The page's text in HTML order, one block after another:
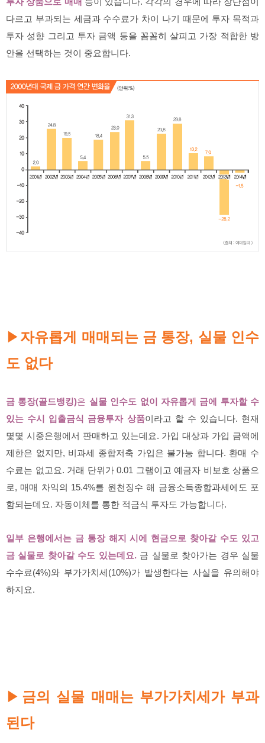
다르고 부과되는 세금과 수수료가 차이 나기 때문에 투자 목적과
투자 성향 그리고 투자 금액 등을 꼼꼼히 살피고 가장 적합한 방
안을 선택하는 것이 중요합니다.
▶자유롭게 매매되는 금 통장, 실물 인수
도 없다
금 통장(골드뱅킹)은 실물 인수도 없이 자유롭게 금에 투자할 수
있는 수시 입출금식 금융투자 상품이라고 할 수 있습니다. 현재
몇몇 시중은행에서 판매하고 있는데요. 가입 대상과 가입 금액에
제한은 없지만, 비과세 종합저축 가입은 불가능 합니다. 환매 수
수료는 없고요. 거래 단위가 0.01 그램이고 예금자 비보호 상품으
로, 매매 차익의 15.4%를 원천징수 해 금융소득종합과세에도 포
함되는데요. 자동이체를 통한 적금식 투자도 가능합니다.
일부 은행에서는 금 통장 해지 시에 현금으로 찾아갈 수도 있고
금 실물로 찾아갈 수도 있는데요. 금 실물로 찾아가는 경우 실물
수수료(4%)와 부가가치세(10%)가 발생한다는 사실을 유의해야
하지요.
▶ 금의 실물 매매는 부가가치세가 부과
된다